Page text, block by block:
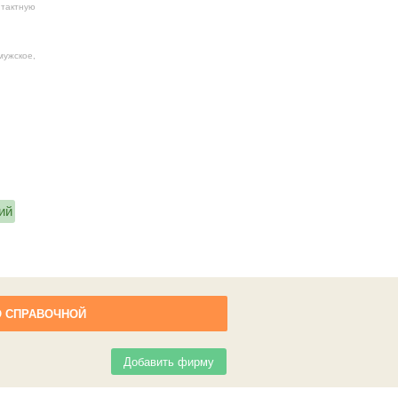
СПРАВОЧНОЙ